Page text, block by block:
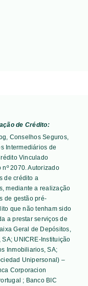
de Crédito:
Conselhos Seguros,
Intermediários de
Vinculado
2070. Autorizado
de crédito a
mediante a realização
de gestão pré-
que não tenham sido
a prestar serviços de
Geral de Depósitos,
SA; UNICRE-Instituição
Inmobiliarios, SA;
Unipersonal) –
Corporacion
; Banco BIC